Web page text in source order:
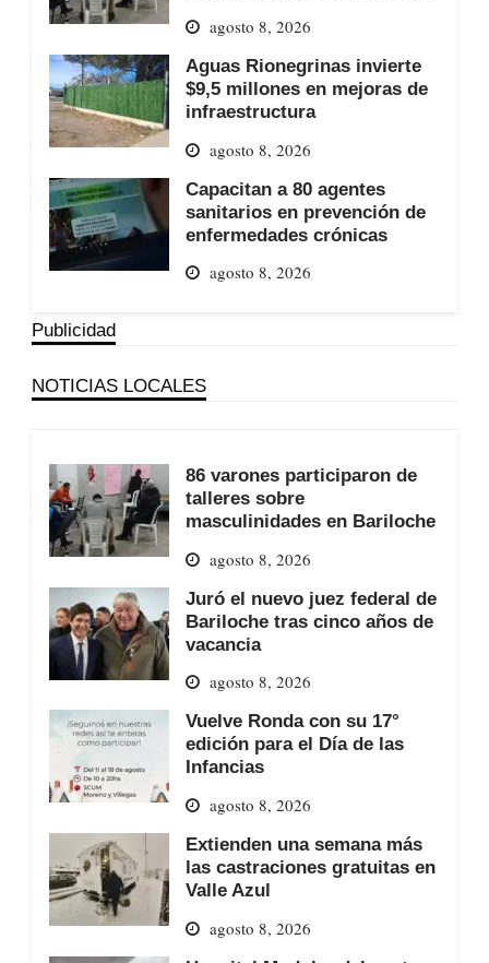
agosto 8, 2026
Aguas Rionegrinas invierte
$9,5 millones en mejoras de
infraestructura
agosto 8, 2026
Capacitan a 80 agentes
sanitarios en prevención de
enfermedades crónicas
agosto 8, 2026
Publicidad
NOTICIAS LOCALES
86 varones participaron de
talleres sobre
masculinidades en Bariloche
agosto 8, 2026
Juró el nuevo juez federal de
Bariloche tras cinco años de
vacancia
agosto 8, 2026
Vuelve Ronda con su 17°
edición para el Día de las
Infancias
agosto 8, 2026
Extienden una semana más
las castraciones gratuitas en
Valle Azul
agosto 8, 2026